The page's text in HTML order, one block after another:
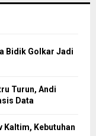
Bidik Golkar Jadi
Turun, Andi
Data
Kaltim, Kebutuhan